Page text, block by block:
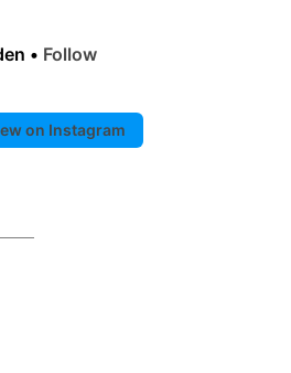
• Follow
on Instagram